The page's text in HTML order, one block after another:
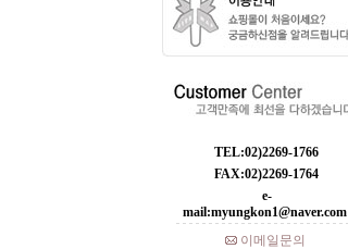
TEL:02)2269-1766
FAX:02)2269-1764
e-
mail:myungkon1@naver.com
이메일문의